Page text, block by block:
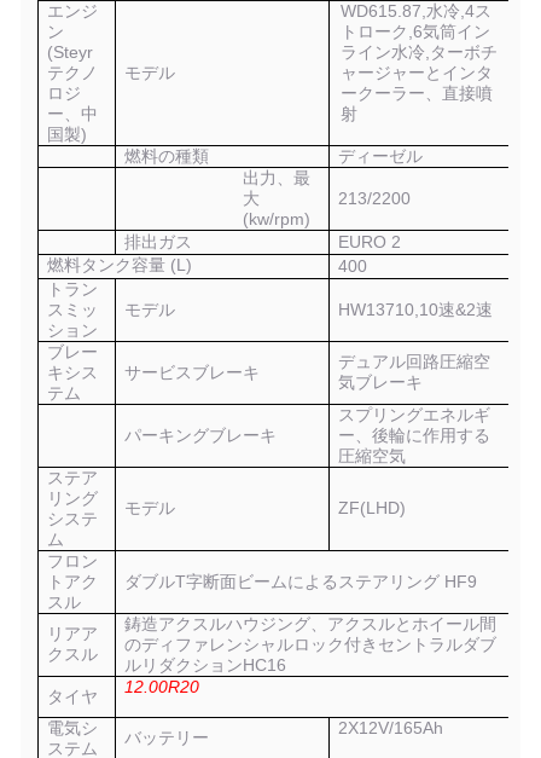
エンジ
ン
(Steyr
テクノ
ロジ
ー、中
国製)
モデル
WD615.87, 水冷 4ス
トローク 6気筒イン
ライン水冷 ターボチ
ャージャーとインタ
ークーラー、直接噴
射
燃料の種類
ディーゼル
出力、最
大
(kw/rpm)
213/2200
排出ガス
EURO 2
燃料タンク容量 (L)
400
トラン
スミッ
ション
モデル HW13710, 10速&2速
ブレー
キシス
テム
サービスブレーキ
デュアル回路圧縮空
気ブレーキ
パーキングブレーキ
スプリングエネルギ
ー、後輪に作用する
圧縮空気
ステア
リング
システ
ム
モデル ZF(LHD)
フロン
トアク
スル
ダブルT字断面ビームによるステアリング HF9
リアア
クスル
鋳造アクスルハウジング、アクスルとホイール間
のディファレンシャルロック付きセントラルダブ
ルリダクションHC16
タイヤ
12 .00R20
電気シ
ステム
バッテリー 2X12V/165Ah